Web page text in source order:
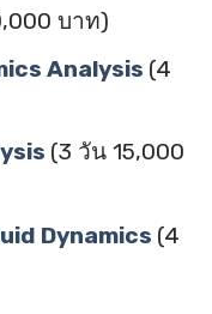
บาท)
Analysis (4
(3 วัน 15,000
Dynamics (4